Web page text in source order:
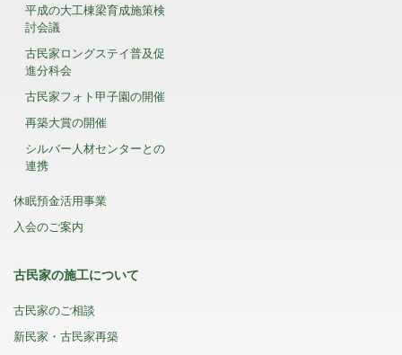
平成の大工棟梁育成施策検
討会議
古民家ロングステイ普及促
進分科会
古民家フォト甲子園の開催
再築大賞の開催
シルバー人材センターとの
連携
休眠預金活用事業
入会のご案内
古民家の施工について
古民家のご相談
新民家・古民家再築